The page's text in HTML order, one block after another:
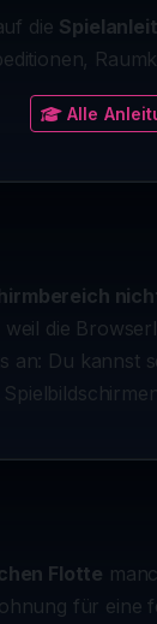
die
Alle
die
an: Du kannst
Flotte
für eine